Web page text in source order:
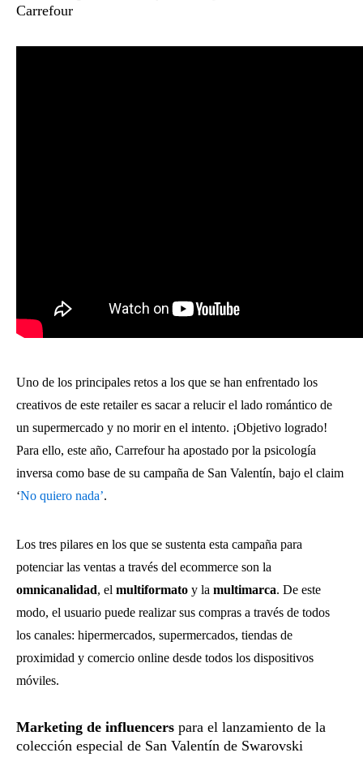
Carrefour
Uno de los principales retos a los que se han enfrentado los
creativos de este retailer es sacar a relucir el lado romántico de
un supermercado y no morir en el intento. ¡Objetivo logrado!
Para ello, este año, Carrefour ha apostado por la psicología
inversa como base de su campaña de San Valentín, bajo el claim
‘No quiero nada’.
Los tres pilares en los que se sustenta esta campaña para
potenciar las ventas a través del ecommerce son la
omnicanalidad, el multiformato y la multimarca. De este
modo, el usuario puede realizar sus compras a través de todos
los canales: hipermercados, supermercados, tiendas de
proximidad y comercio online desde todos los dispositivos
móviles.
Marketing de influencers para el lanzamiento de la
colección especial de San Valentín de Swarovski